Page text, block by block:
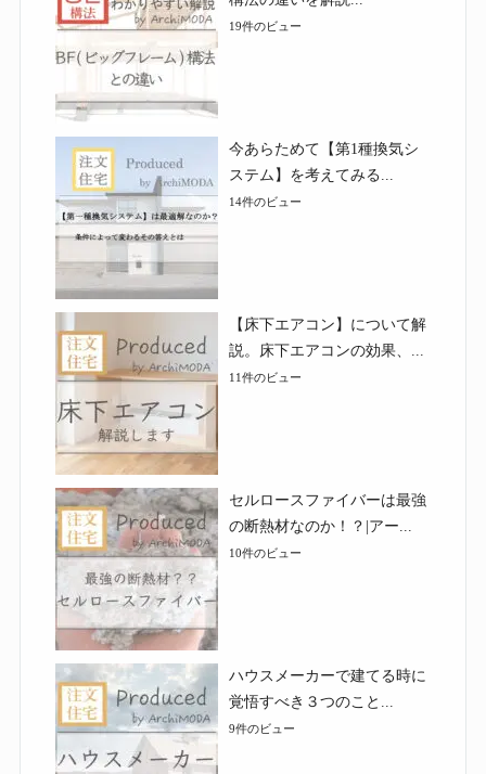
19件のビュー
今あらためて【第1種換気シ
ステム】を考えてみる...
14件のビュー
【床下エアコン】について解
説。床下エアコンの効果、...
11件のビュー
セルロースファイバーは最強
の断熱材なのか！？|アー...
10件のビュー
ハウスメーカーで建てる時に
覚悟すべき３つのこと...
9件のビュー